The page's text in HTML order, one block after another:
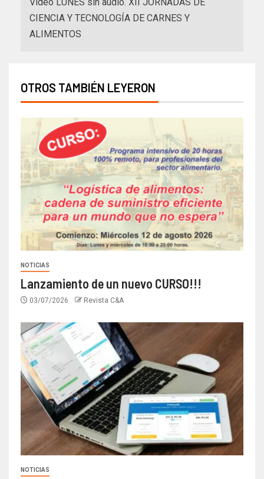
CIENCIA Y TECNOLOGÍA DE CARNES Y
ALIMENTOS
OTROS TAMBIÉN LEYERON
NOTICIAS
Lanzamiento de un nuevo CURSO!!!
03/07/2026 Revista C&A
NOTICIAS